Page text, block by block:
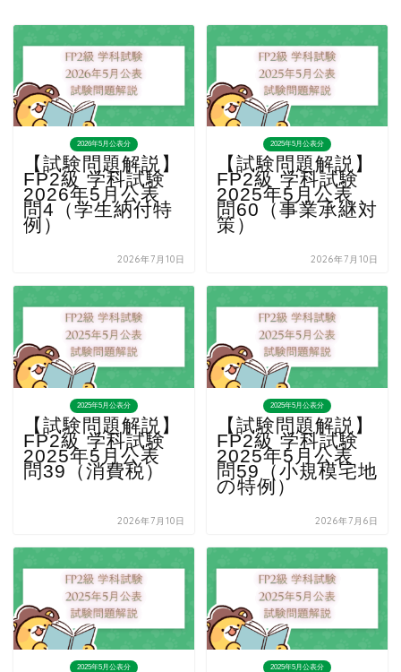
2026年5月公表分
【試験問題解説】
FP2級 学科試験
2026年5月公表
問4（学生納付特
例）
2026年7月10日
2025年5月公表分
【試験問題解説】
FP2級 学科試験
2025年5月公表
問60（事業承継対
策）
2026年7月10日
2025年5月公表分
【試験問題解説】
FP2級 学科試験
2025年5月公表
問39（消費税）
2026年7月10日
2025年5月公表分
【試験問題解説】
FP2級 学科試験
2025年5月公表
問59（小規模宅地
の特例）
2026年7月6日
2025年5月公表分 2025年5月公表分